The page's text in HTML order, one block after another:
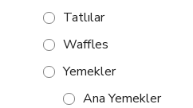
Tatlılar
Waffles
Yemekler
Ana Yemekler